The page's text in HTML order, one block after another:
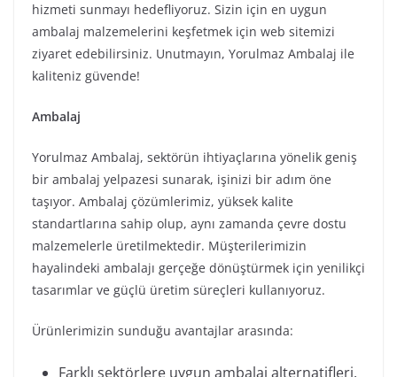
hizmeti sunmayı hedefliyoruz. Sizin için en uygun
ambalaj malzemelerini keşfetmek için web sitemizi
ziyaret edebilirsiniz. Unutmayın, Yorulmaz Ambalaj ile
kaliteniz güvende!
Ambalaj
Yorulmaz Ambalaj, sektörün ihtiyaçlarına yönelik geniş
bir ambalaj yelpazesi sunarak, işinizi bir adım öne
taşıyor. Ambalaj çözümlerimiz, yüksek kalite
standartlarına sahip olup, aynı zamanda çevre dostu
malzemelerle üretilmektedir. Müşterilerimizin
hayalindeki ambalajı gerçeğe dönüştürmek için yenilikçi
tasarımlar ve güçlü üretim süreçleri kullanıyoruz.
Ürünlerimizin sunduğu avantajlar arasında:
Farklı sektörlere uygun ambalaj alternatifleri.